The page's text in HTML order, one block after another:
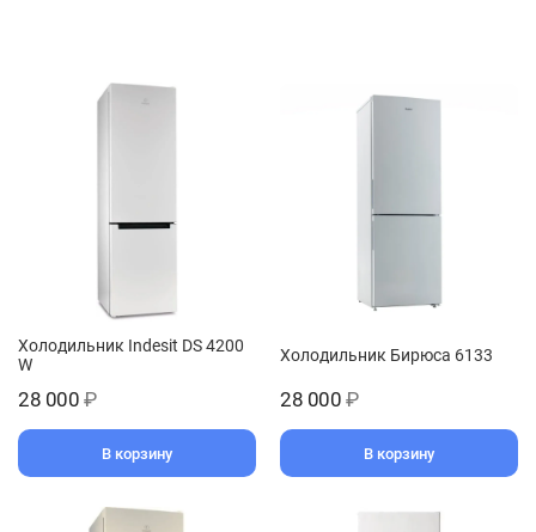
Холодильник Indesit DS 4200
W
28 000 ₽
В корзину
Холодильник Бирюса 6133
28 000 ₽
В корзину